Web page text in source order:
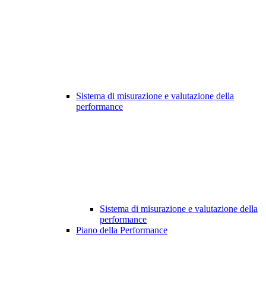
Sistema di misurazione e valutazione della
performance
Sistema di misurazione e valutazione della
performance
Piano della Performance